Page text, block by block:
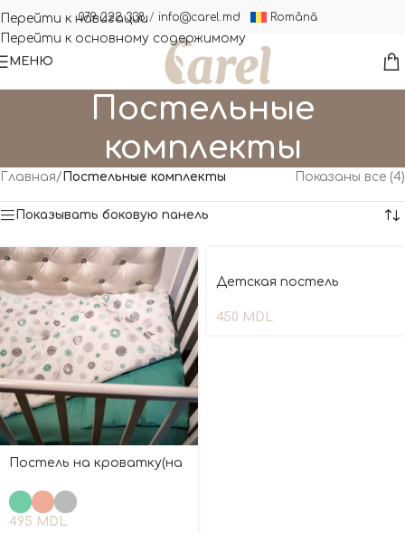
Перейти к навигации
Перейти к основному содержимому
079 222 338/ info@carel.md Română
МЕНЮ
Постельные
комплекты
Главная/ Постельные комплекты Показаны все (4)
Показывать боковую панель
Постель на кроватку(на
495 MDL
Детская постель
450 MDL